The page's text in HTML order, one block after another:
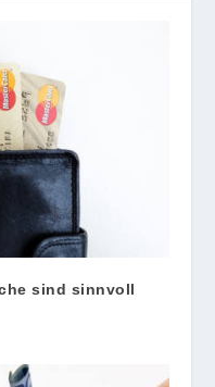
sind sinnvoll